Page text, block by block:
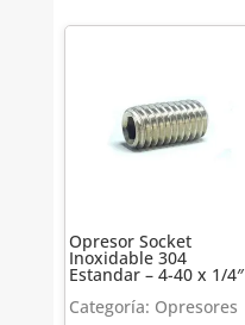
Opresor Socket
Inoxidable 304
Estandar – 4-40 x 1/4″
Categoría: Opresores